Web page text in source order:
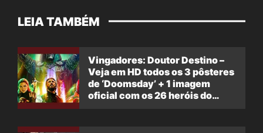
LEIA TAMBÉM
Vingadores: Doutor Destino –
Veja em HD todos os 3 pôsteres
de ‘Doomsday’ + 1 imagem
oficial com os 26 heróis do